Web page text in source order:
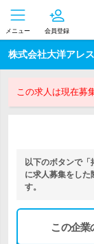
メニュー 会員登録
株式会社大洋アレ
この求人は現在募
以下のボタンで
に求人募集をした
す。
この企業